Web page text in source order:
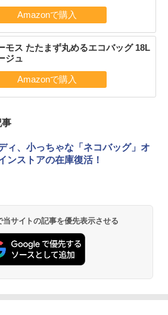
モス たたまず丸めるエコバッグ 18L
ジュ
事
ィ、小っちゃな「ネコバッグ」オ
ンストアの在庫復活！
サイトの記事を優先表示させる